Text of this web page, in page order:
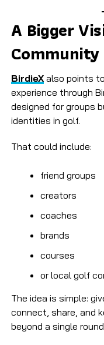
A Bigger
Community
BirdieXalso points
experience through
designed for groups
identities in golf.
That could include:
friend groups
creators
coaches
brands
courses
or local golf
The idea is simple:
connect, share, and
beyond a single